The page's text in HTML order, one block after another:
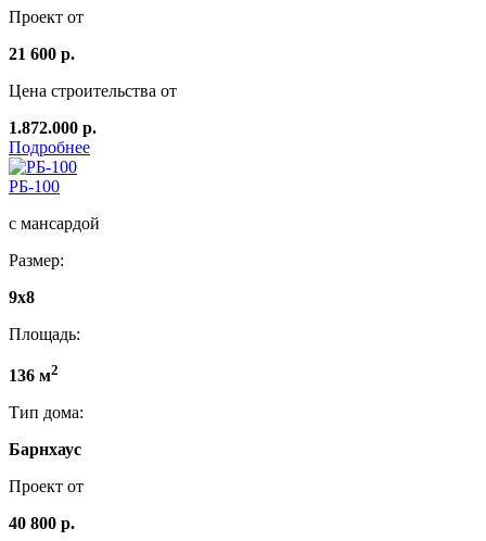
Проект от
21 600 р.
Цена строительства от
1.872.000 р.
Подробнее
РБ-100
с мансардой
Размер:
9х8
Площадь:
136 м2
Тип дома:
Барнхаус
Проект от
40 800 р.